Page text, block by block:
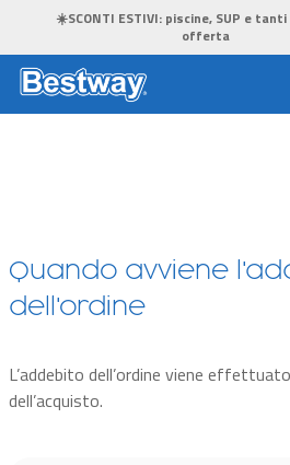
☀️SCONTI ESTIVI: piscine, SUP e
offerta
Quando avviene
dell'ordine
L’addebito dell’ordine viene
dell’acquisto.